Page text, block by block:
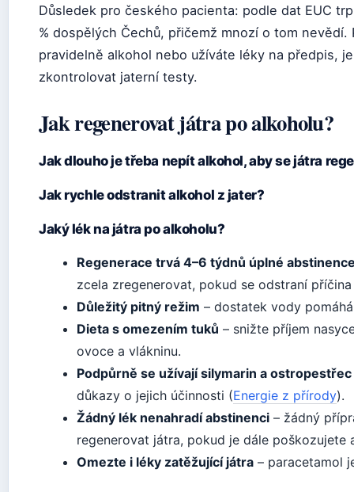
Důsledek pro českého pacienta: podle dat EUC
% dospělých Čechů, přičemž mnozí o tom nevědí.
pravidelně alkohol nebo užíváte léky na předpis,
zkontrolovat jaterní testy.
Jak regenerovat játra po alkoholu?
Jak dlouho je třeba nepít alkohol, aby se játra
Jak rychle odstranit alkohol z jater?
Jaký lék na játra po alkoholu?
Regenerace trvá 4–6 týdnů úplné
zcela zregenerovat, pokud se odstraní
Důležitý pitný režim – dostatek vody
Dieta s omezením tuků – snižte příjem
ovoce a vlákninu.
Podpůrně se užívají silymarin a ostropestřec
důkazy o jejich účinnosti (Energie z přírody).
Žádný lék nenahradí abstinenci – žádný
regenerovat játra, pokud je dále poškozujete
Omezte i léky zatěžující játra – paracetamol